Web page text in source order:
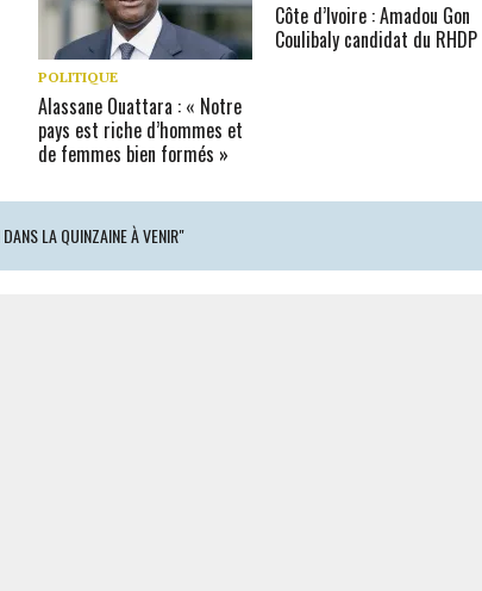
POLITIQUE
Alassane Ouattara : « Notre
pays est riche d’hommes et
de femmes bien formés »
Côte d’Ivoire : Amadou Gon
Coulibaly candidat du RHDP
LA QUINZAINE À VENIR"